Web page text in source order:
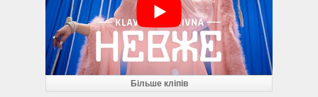
Більше кліпів